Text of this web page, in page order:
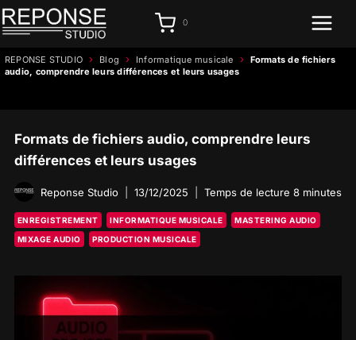
Aller
au
0
REPONSE STUDIO › Blog › Informatique musicale ›
Formats de fichiers
audio, comprendre leurs différences et leurs usages
Formats de fichiers audio, comprendre leurs
différences et leurs usages
Reponse Studio 13/12/2025 Temps de lecture 8 minutes
ENREGISTREMENT INFORMATIQUE MUSICALE
MASTERING AUDIO
MIXAGE AUDIO
PRODUCTION MUSICALE